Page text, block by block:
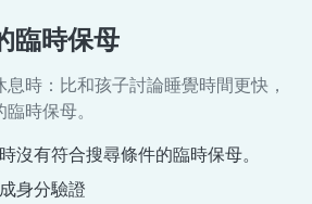
臨時保母
時：比和孩子討論睡覺時間更快，
時保母。
沒有符合搜尋條件的臨時保母。
身分驗證